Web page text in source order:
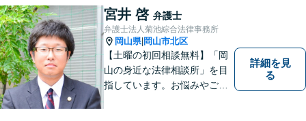
宮井 啓 弁護士
弁護士法人菊池綜合法律事務所
岡山県| 岡山市北区
【土曜の初回相談無料】「岡
山の身近な法律相談所」を目
指しています。お悩みやご不
詳細を見
る